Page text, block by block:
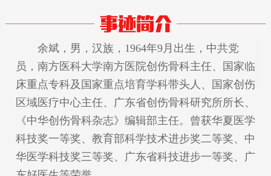
余斌，男，汉族，1964年9月出生，中共党
员，南方医科大学南方医院创伤骨科主任、国家临
床重点专科及国家重点培育学科带头人、国家创伤
区域医疗中心主任、广东省创伤骨科研究所所长、
《中华创伤骨科杂志》编辑部主任。曾获华夏医学
科技奖一等奖、教育部科学技术进步奖二等奖、中
华医学科技奖三等奖、广东省科技进步一等奖、广